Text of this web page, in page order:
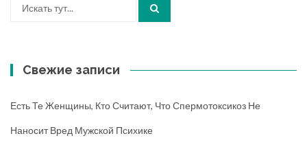
Свежие записи
Есть Те Женщины, Кто Считают, Что Спермотоксикоз Не
Наносит Вред Мужской Психике